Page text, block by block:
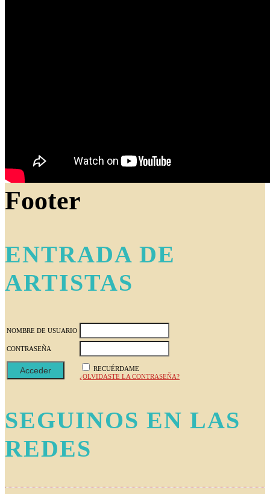
Footer
ENTRADA DE
ARTISTAS
NOMBRE DE USUARIO
CONTRASEÑA
RECUÉRDAME
¿OLVIDASTE LA CONTRASEÑA?
SEGUINOS EN LAS
REDES